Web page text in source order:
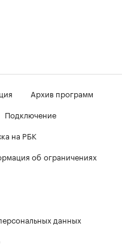
Архив программ
Подключение
на РБК
об ограничениях
данных